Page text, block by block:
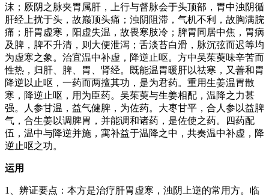
沫；厥阴之脉夹胃属肝，上行与督脉会于头顶部，胃中浊阴循
肝经上扰于头，故巅顶头痛；浊阴阻滞，气机不利，故胸满脘
痛；肝胃虚寒，阳虚失温，故畏寒肢冷；脾胃同居中焦，胃病
及脾，脾不升清，则大便泄泻；舌淡苔白滑，脉沉弦而迟等均
为虚寒之象。治宜温中补虚，降逆止呕。方中吴茱萸味辛苦而
性热，归肝、脾、胃、肾经。既能温胃暖肝以祛寒，又善和胃
降逆以止呕，一药而两擅其功，是为君药。重用生姜温胃散
寒，降逆止呕，用为臣药。吴茱萸与生姜相配，温降之力甚
强。人参甘温，益气健脾，为佐药。大枣甘平，合人参以益脾
气，合生姜以调脾胃，并能调和诸药，是佐使之药。四药配
伍，温中与降逆并施，寓补益于温降之中，共奏温中补虚，降
逆止呕之功。
运用
1、辨证要点：本方是治疗肝胃虚寒，浊阴上逆的常用方。临